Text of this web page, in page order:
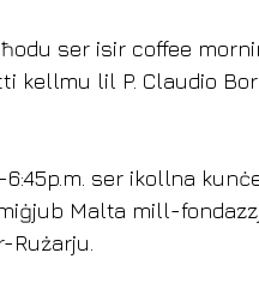
ser isir coffee
kellmu lil P. Claudio
ser ikollna
Malta mill-